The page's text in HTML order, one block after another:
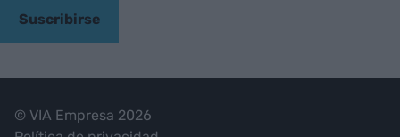
Suscribirse
© VIA Empresa 2026